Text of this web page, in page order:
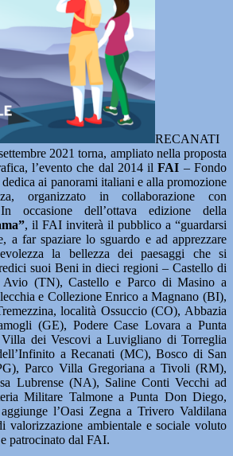
RECANATI
2021 torna, ampliato nella proposta
l’evento che dal 2014 ilFAI – Fondo
ai panorami italiani e alla promozione
organizzato in collaborazione con
occasione dell’ottava edizione della
, il FAI inviterà il pubblico a “guardarsi
a far spaziare lo sguardo e ad apprezzare
la bellezza dei paesaggi che si
suoi Beni in dieci regioni – Castello di
(TN), Castello e Parco di Masino a
e Collezione Enrico a Magnano (BI),
località Ossuccio (CO), Abbazia
(GE), Podere Case Lovara a Punta
dei Vescovi a Luvigliano di Torreglia
a Recanati (MC), Bosco di San
Parco Villa Gregoriana a Tivoli (RM),
Lubrense (NA), Saline Conti Vecchi ad
Militare Talmone a Punta Don Diego,
l’Oasi Zegna a Trivero Valdilana
valorizzazione ambientale e sociale voluto
patrocinato dal FAI.